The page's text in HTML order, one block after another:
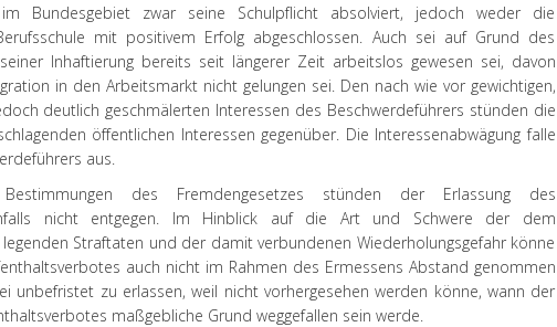
Bundesgebiet zwar seine Schulpflicht absolviert, jedoch weder die
mit positivem Erfolg abgeschlossen. Auch sei auf Grund des
Inhaftierung bereits seit längerer Zeit arbeitslos gewesen sei, davon
in den Arbeitsmarkt nicht gelungen sei. Den nach wie vor gewichtigen,
deutlich geschmälerten Interessen des Beschwerdeführers stünden die
öffentlichen Interessen gegenüber. Die Interessenabwägung falle
aus.
Bestimmungen des Fremdengesetzes stünden der Erlassung des
nicht entgegen. Im Hinblick auf die Art und Schwere der dem
Straftaten und der damit verbundenen Wiederholungsgefahr könne
auch nicht im Rahmen des Ermessens Abstand genommen
unbefristet zu erlassen, weil nicht vorhergesehen werden könne, wann der
maßgebliche Grund weggefallen sein werde.